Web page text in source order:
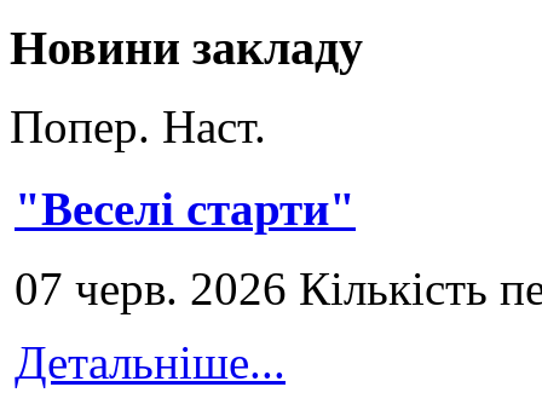
Новини закладу
Попер. Наст.
"Веселі старти"
07 черв. 2026 Кількість
Детальніше...